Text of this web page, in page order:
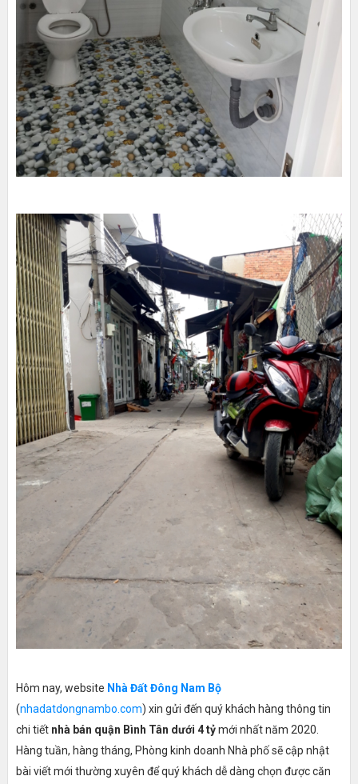
Hôm nay, website Nhà Đất Đông Nam Bộ
(nhadatdongnambo.com) xin gửi đến quý khách hàng thông tin
chi tiết nhà bán quận Bình Tân dưới 4 tỷmới nhất năm 2020.
Hàng tuần, hàng tháng, Phòng kinh doanh Nhà phố sẽ cập nhật
bài viết mới thường xuyên để quý khách dễ dàng chọn được căn